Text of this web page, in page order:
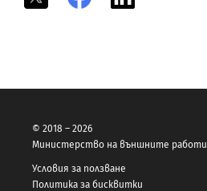
© 2018 – 2026
Министерство на външните работи
Условия за ползване
Политика за бисквитки